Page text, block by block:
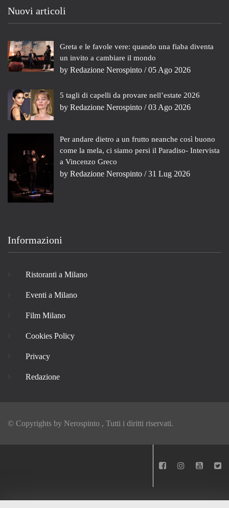
Nuovi articoli
Greta e le favole vere: quando una fiaba diventa
un invito a cambiare il mondo
by Redazione Nerospinto / 05 Ago 2026
5 tagli di capelli da provare nell’estate 2026
by Redazione Nerospinto / 03 Ago 2026
Per andare dietro a un frutto neanche così buono
come la mela, ci siamo persi il Paradiso- Intervista
a Vincenzo Greco
by Redazione Nerospinto / 31 Lug 2026
Informazioni
Ristoranti a Milano
Eventi a Milano
Film Milano
Cookies Policy
Privacy
Redazione
© Copyrights by Nerospinto , Tutti i diritti riservati.